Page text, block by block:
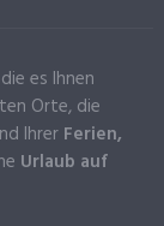
es Ihnen
Orte, die
IhrerFerien,
Urlaub auf